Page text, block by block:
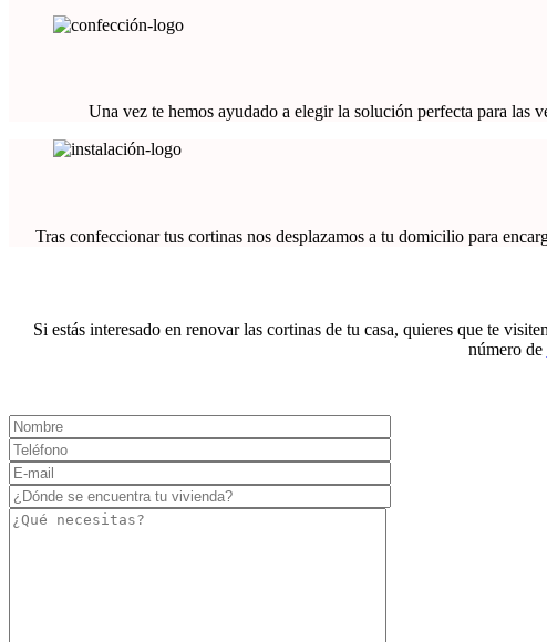
Una vez te hemos ayudado a elegir la solución perfecta para las
Tras confeccionar tus cortinas nos desplazamos a tu domicilio para
Si estás interesado en renovar las cortinas de tu casa, quieres que te
número de